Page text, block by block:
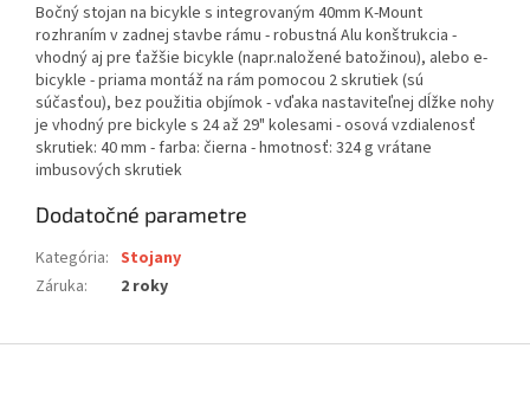
Bočný stojan na bicykle s integrovaným 40mm K-Mount
rozhraním v zadnej stavbe rámu - robustná Alu konštrukcia -
vhodný aj pre ťažšie bicykle (napr.naložené batožinou), alebo e-
bicykle - priama montáž na rám pomocou 2 skrutiek (sú
súčasťou), bez použitia objímok - vďaka nastaviteľnej dĺžke nohy
je vhodný pre bickyle s 24 až 29" kolesami - osová vzdialenosť
skrutiek: 40 mm - farba: čierna - hmotnosť: 324 g vrátane
imbusových skrutiek
Dodatočné parametre
Kategória: Stojany
Záruka: 2 roky